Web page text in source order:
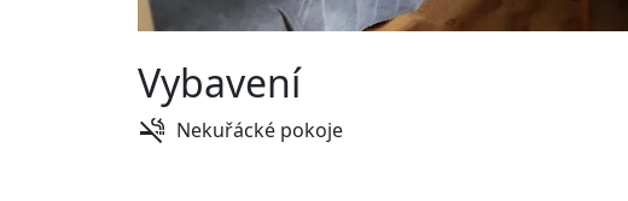
Vybavení
Nekuřácké pokoje